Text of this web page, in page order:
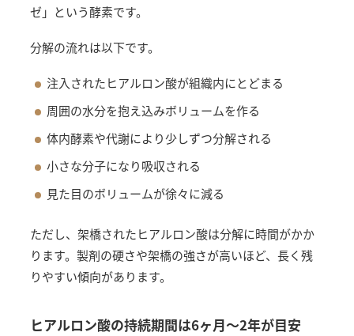
ゼ」という酵素です。
分解の流れは以下です。
注入されたヒアルロン酸が組織内にとどまる
周囲の水分を抱え込みボリュームを作る
体内酵素や代謝により少しずつ分解される
小さな分子になり吸収される
見た目のボリュームが徐々に減る
ただし、架橋されたヒアルロン酸は分解に時間がかか
ります。製剤の硬さや架橋の強さが高いほど、長く残
りやすい傾向があります。
ヒアルロン酸の持続期間は6ヶ月〜2年が目安